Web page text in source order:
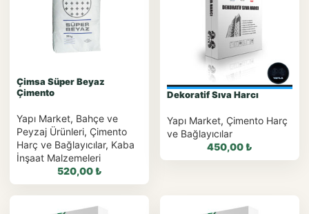
Sipariş
WhatsApp Teklif Al
Sipariş
WhatsApp Teklif Al
Çimsa Süper Beyaz
Çimento
Yapı Market, Bahçe ve
Peyzaj Ürünleri, Çimento
Harç ve Bağlayıcılar, Kaba
İnşaat Malzemeleri
520,00₺
Dekoratif Sıva Harcı
Yapı Market, Çimento Harç
ve Bağlayıcılar
450,00₺